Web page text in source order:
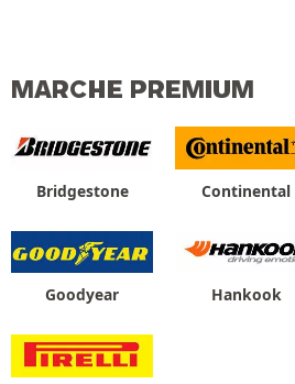
MARCHE PREMIUM
Bridgestone Continental
Goodyear Hankook